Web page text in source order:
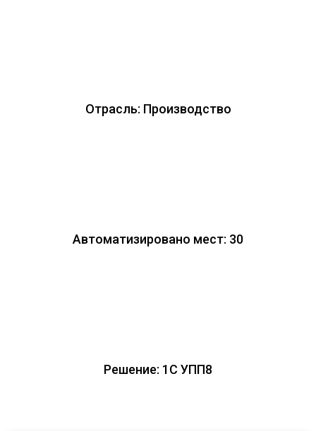
Отрасль: Производство
Автоматизировано мест: 30
Решение: 1С УПП8